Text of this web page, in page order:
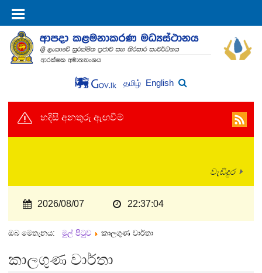
தமிழ் English
හදිසි අනතුරු ඇඟවීම්
වැඩිදුර
2026/08/07 22:37:05
ඔබ මෙතැනය: මුල් පිටුව කාලගුණ වාර්තා
කාලගුණ වාර්තා